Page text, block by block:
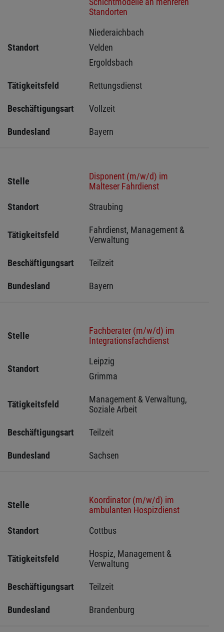
Standorten
Standort
Niederaichbach
Velden
Ergoldsbach
Tätigkeitsfeld Rettungsdienst
Beschäftigungsart Vollzeit
Bundesland Bayern
Stelle
Disponent (m/w/d) im
Malteser Fahrdienst
Standort
Straubing
Tätigkeitsfeld
Fahrdienst, Management &
Verwaltung
Beschäftigungsart Teilzeit
Bundesland Bayern
Stelle
Fachberater (m/w/d) im
Integrationsfachdienst
Standort
Leipzig
Grimma
Tätigkeitsfeld
Management & Verwaltung,
Soziale Arbeit
Beschäftigungsart Teilzeit
Bundesland Sachsen
Stelle
Koordinator (m/w/d) im
ambulanten Hospizdienst
Standort
Cottbus
Tätigkeitsfeld
Hospiz, Management &
Verwaltung
Beschäftigungsart Teilzeit
Bundesland Brandenburg